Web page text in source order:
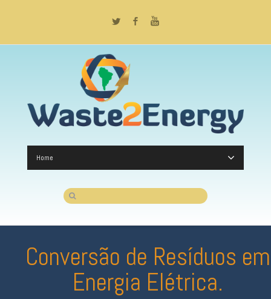
Twitter Facebook
Home
Conversão de Resíduos em
Energia Elétrica.